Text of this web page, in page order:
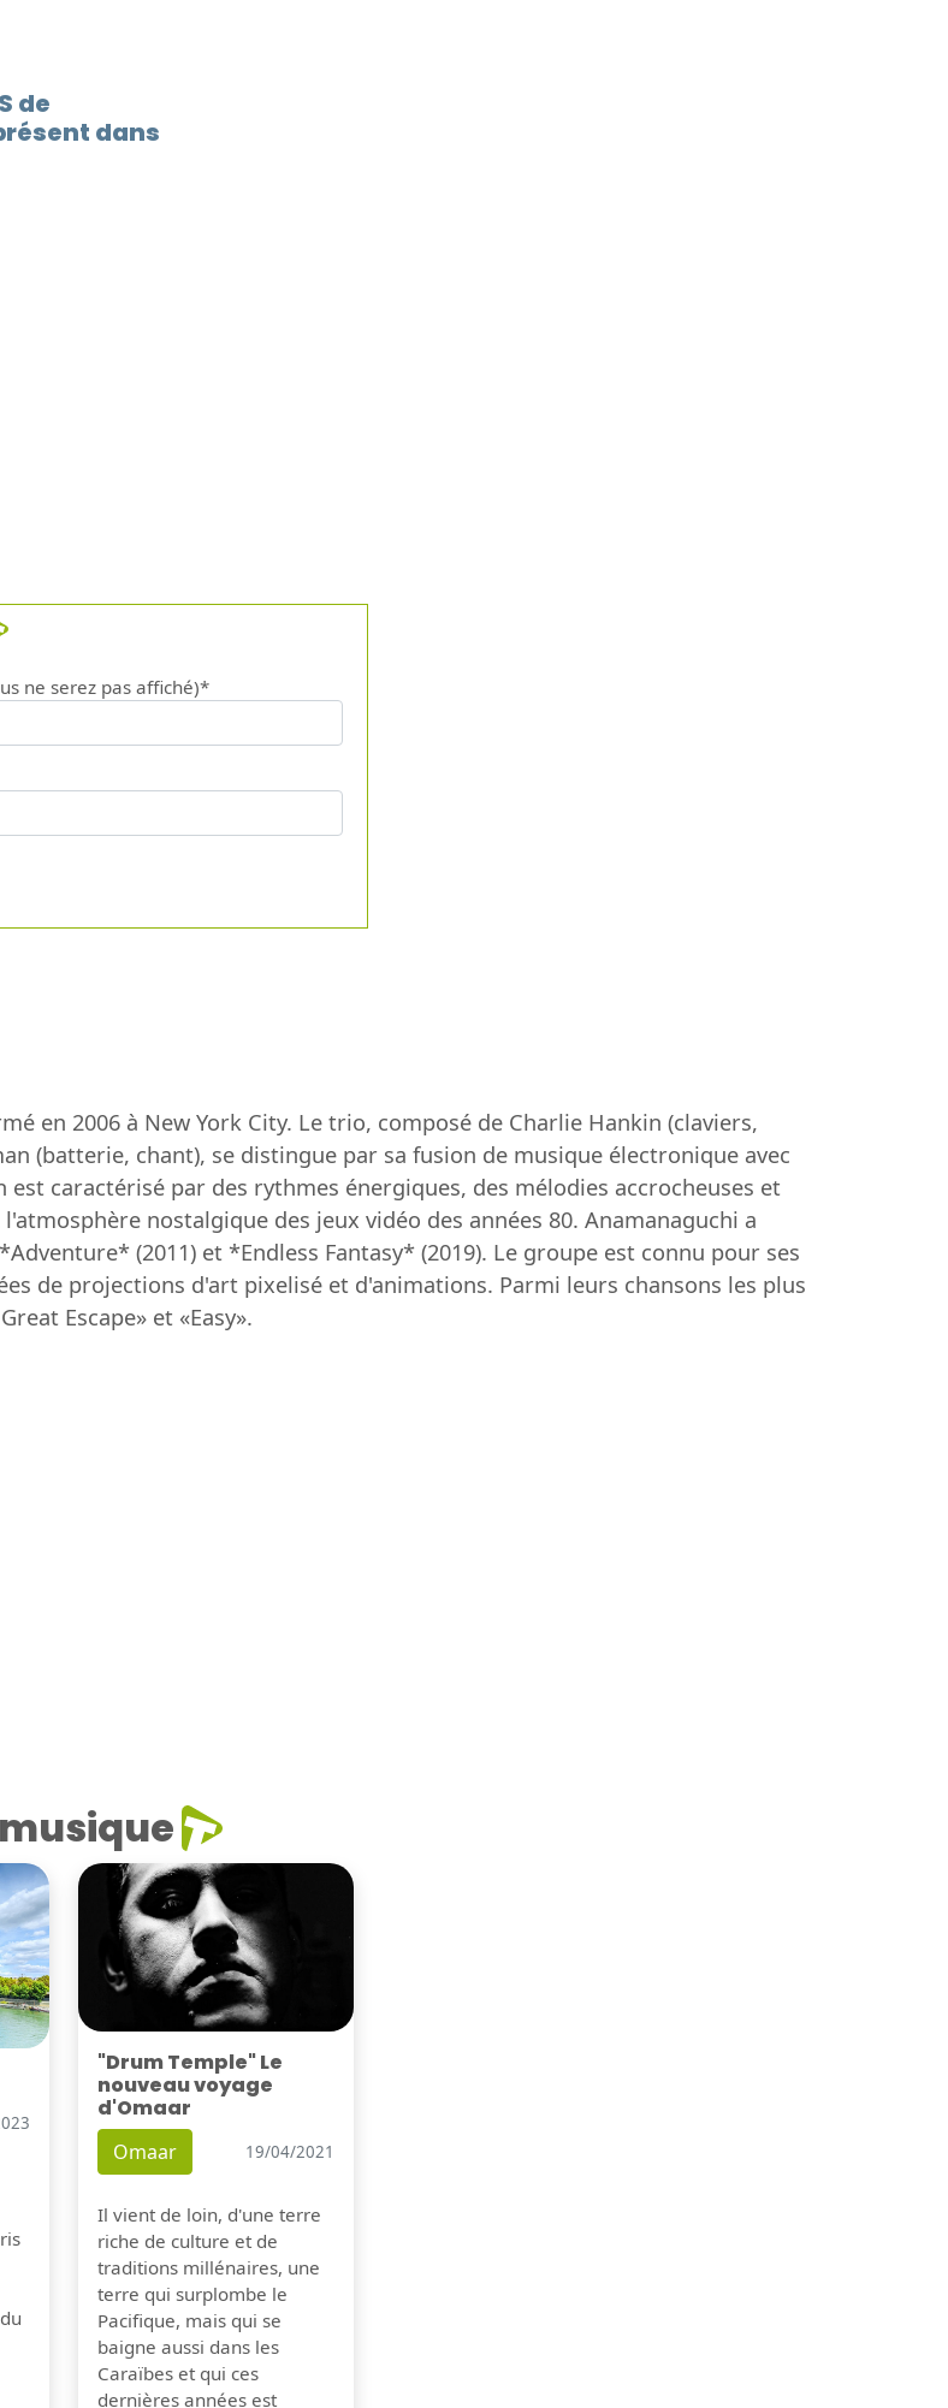
de
dans
ne serez pas affiché)*
en 2006 à New York City. Le trio, composé de Charlie Hankin (claviers,
(batterie, chant), se distingue par sa fusion de musique électronique avec
caractérisé par des rythmes énergiques, des mélodies accrocheuses et
nostalgique des jeux vidéo des années 80. Anamanaguchi a
(2011) et *Endless Fantasy* (2019). Le groupe est connu pour ses
de projections d'art pixelisé et d'animations. Parmi leurs chansons les plus
Escape» et «Easy».
"Drum Temple" Le
nouveau voyage
d'Omaar
Omaar 19/04/2021
Il vient de loin, d'une terre
riche de culture et de
traditions millénaires, une
terre qui surplombe le
Pacifique, mais qui se
baigne aussi dans les
Caraïbes et qui ces
dernières années est